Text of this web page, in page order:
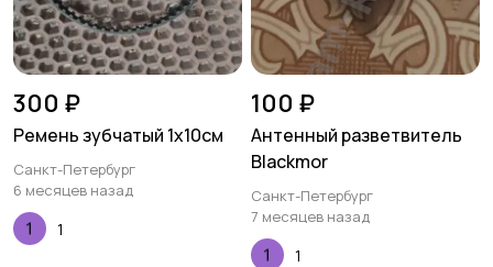
300 ₽
Ремень зубчатый 1х10см
Санкт-Петербург
6 месяцев назад
1
100 ₽
Антенный разветвитель
Blackmor
Санкт-Петербург
7 месяцев назад
1